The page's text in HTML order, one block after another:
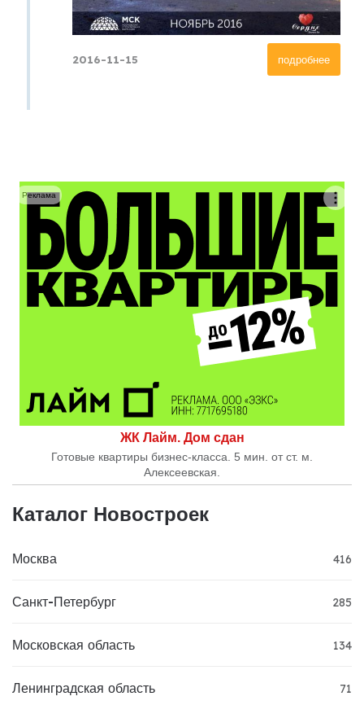
подробнее
2016-11-15
ЖК Лайм. Дом сдан
Готовые квартиры бизнес-класса. 5 мин. от ст. м.
Алексеевская.
Реклама
Каталог Новостроек
Москва 416
Санкт-Петербург 285
Московская область 134
Ленинградская область 71